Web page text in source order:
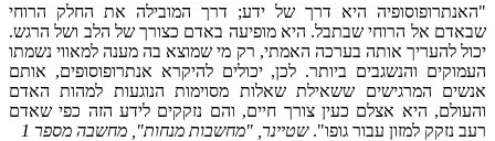
"האנתרופוסופיה היא דרך של ידע; דרך המובילה את החלק הרוחי
שבאדם אל הרוחי שבתבל. היא מופיעה באדם כצורך של הלב ושל הרגש.
יכול להעריך אותה בערכה האמתי, רק מי שמוצא בה מענה למאווי נשמתו
העמוקים והנשגבים ביותר. לכן, יכולים להיקרא אנתרופוסופים, אותם
אנשים המרגישים ששאילת שאלות מסוימות הנוגעות למהות האדם
והעולם, היא אצלם כעין צורך חיים, והם נזקקים לידע הזה כפי שאדם
רעב נזקק למזון עבור גופו".שטיינר, "מחשבות מנחות", מחשבה מספר 1